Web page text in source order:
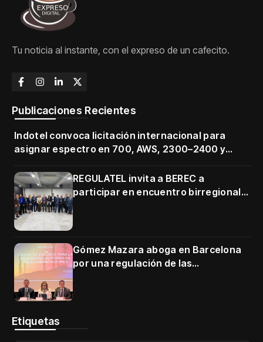
Tu noticia al instante, con el expreso de un cafecito.
Publicaciones Recientes
Indotel convoca licitación internacional para
asignar espectro en 700, AWS, 2300–2400 y
REGULATEL invita a BEREC a
participar en encuentro birregional
Gómez Mazara aboga en Barcelona
por una regulación de las
Etiquetas